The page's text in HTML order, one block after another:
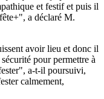
et festif et puis il
a déclaré M.
avoir lieu et donc il
pour permettre à
a-t-il poursuivi,
calmement,